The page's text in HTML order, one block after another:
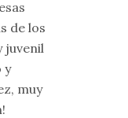
de los
juvenil
y
muy